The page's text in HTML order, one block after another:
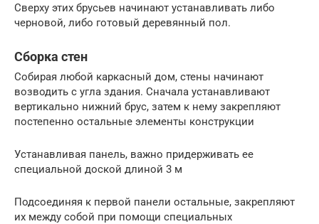
Сверху этих брусьев начинают устанавливать либо
черновой, либо готовый деревянный пол.
Сборка стен
Собирая любой каркасный дом, стены начинают
возводить с угла здания. Сначала устанавливают
вертикально нижний брус, затем к нему закрепляют
постепенно остальные элементы конструкции
Устанавливая панель, важно придерживать ее
специальной доской длиной 3 м
Подсоединяя к первой панели остальные, закрепляют
их между собой при помощи специальных